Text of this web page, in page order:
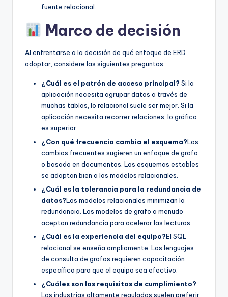
fuente relacional.
Marco de decisión
Al enfrentarse a la decisión de qué enfoque de ERD
adoptar, considere las siguientes preguntas.
¿Cuál es el patrón de acceso principal? Si la
aplicación necesita agrupar datos a través de
muchas tablas, lo relacional suele ser mejor. Si la
aplicación necesita recorrer relaciones, lo gráfico
es superior.
¿Con qué frecuencia cambia el esquema?Los
cambios frecuentes sugieren un enfoque de grafo
o basado en documentos. Los esquemas estables
se adaptan bien a los modelos relacionales.
¿Cuál es la tolerancia para la redundancia de
datos?Los modelos relacionales minimizan la
redundancia. Los modelos de grafo a menudo
aceptan redundancia para acelerar las lecturas.
¿Cuál es la experiencia del equipo?El SQL
relacional se enseña ampliamente. Los lenguajes
de consulta de grafos requieren capacitación
específica para que el equipo sea efectivo.
¿Cuáles son los requisitos de cumplimiento?
Las industrias altamente reguladas suelen preferir